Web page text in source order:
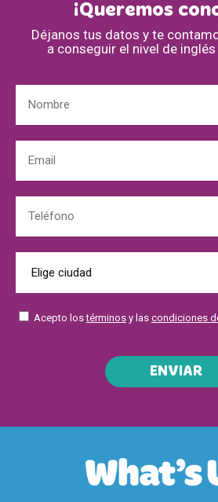
¡Queremos
Déjanos tus datos y te
a conseguir el nivel de
Acepto lostérminos y las condiciones
ENVIAR